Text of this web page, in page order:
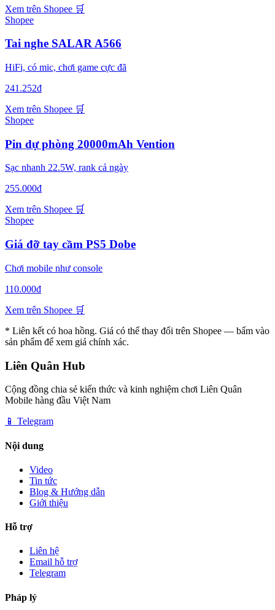
Xem trên Shopee 🛒
Shopee
Tai nghe SALAR A566
HiFi, có mic, chơi game cực đã
241.252đ
Xem trên Shopee 🛒
Shopee
Pin dự phòng 20000mAh Vention
Sạc nhanh 22.5W, rank cả ngày
255.000đ
Xem trên Shopee 🛒
Shopee
Giá đỡ tay cầm PS5 Dobe
Chơi mobile như console
110.000đ
Xem trên Shopee 🛒
* Liên kết có hoa hồng. Giá có thể thay đổi trên Shopee — bấm vào
sản phẩm để xem giá chính xác.
Liên Quân Hub
Cộng đồng chia sẻ kiến thức và kinh nghiệm chơi Liên Quân
Mobile hàng đầu Việt Nam
📱 Telegram
Nội dung
Video
Tin tức
Blog & Hướng dẫn
Giới thiệu
Hỗ trợ
Liên hệ
Email hỗ trợ
Telegram
Pháp lý